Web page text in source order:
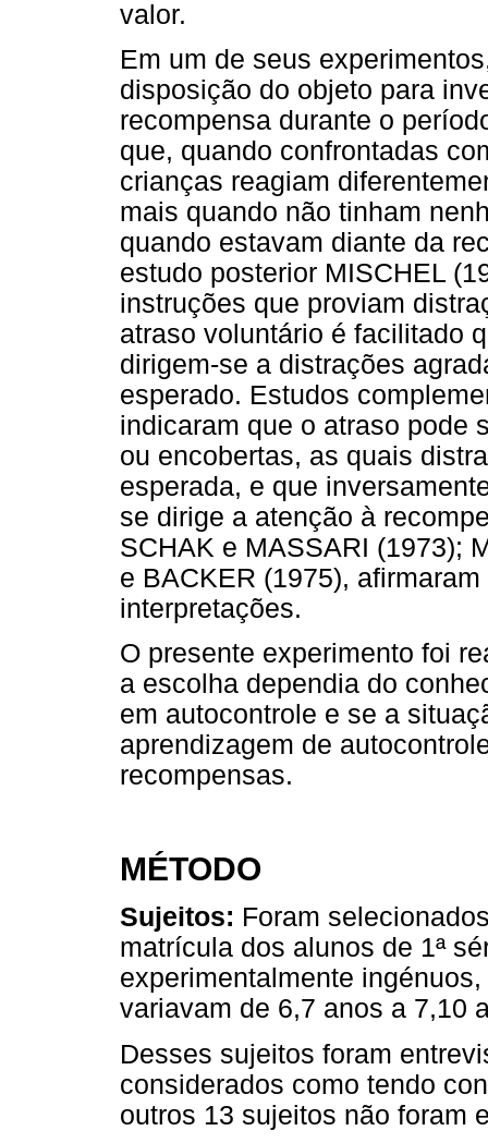
valor.
Em um de seus
disposição do objeto para
recompensa durante o
que, quando confrontadas
crianças reagiam
mais quando não tinham
quando estavam diante da
estudo posterior MISCHEL
instruções que proviam
atraso voluntário é facilitado
dirigem-se a distrações
esperado. Estudos
indicaram que o atraso pode
ou encobertas, as quais
esperada, e que
se dirige a atenção à
SCHAK e MASSARI (1973);
e BACKER (1975),
interpretações.
O presente experimento foi
a escolha dependia do
em autocontrole e se a
aprendizagem de
recompensas.
MÉTODO
Sujeitos: Foram
matrícula dos alunos de 1ª
experimentalmente
variavam de 6,7 anos a 7,10
Desses sujeitos foram
considerados como tendo
outros 13 sujeitos não foram